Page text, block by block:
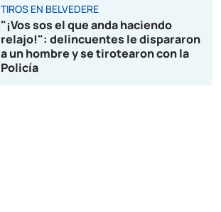
TIROS EN BELVEDERE
"¡Vos sos el que anda haciendo
relajo!": delincuentes le dispararon
a un hombre y se tirotearon con la
Policía